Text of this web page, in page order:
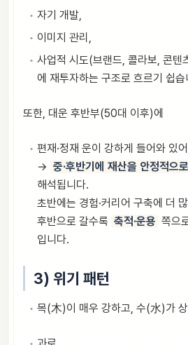
자기 개발,
이미지 관리,
사업적 시도(브랜드, 콜라보, 콘텐
에 재투자하는 구조로 흐르기 쉽습
또한, 대운 후반부(50대 이후)에
편재·정재 운이 강하게 들어와 있
→ 중·후반기에 재산을 안정적으
해석됩니다.
초반에는 경험·커리어 구축에 더
후반으로 갈수록 축적·운용 쪽으
입니다.
3) 위기 패턴
목(木)이 매우 강하고, 수(水)가